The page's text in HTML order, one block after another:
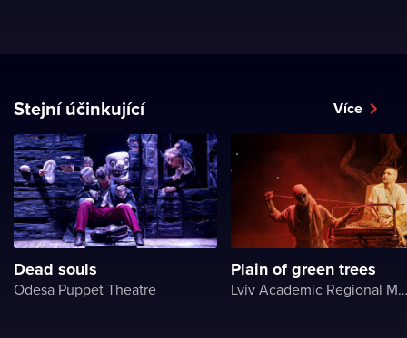
Stejní účinkující Více
Dead souls
Odesa Puppet Theatre
Plain of green trees
Lviv Academic Regional Music and Drama Theater named after Yuriy Drohobych